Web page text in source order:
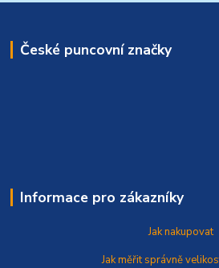
České puncovní značky
Informace pro zákazníky
Jak nakupovat
Jak měřit správně